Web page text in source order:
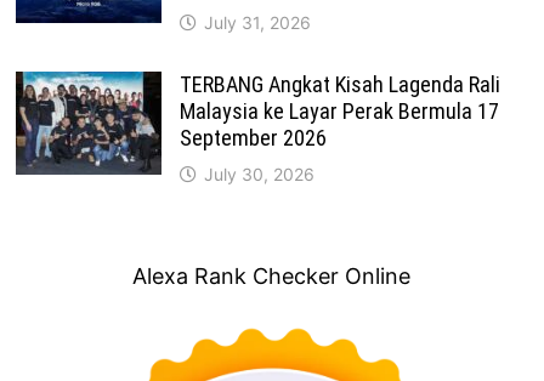
July 31, 2026
TERBANG Angkat Kisah Lagenda Rali
Malaysia ke Layar Perak Bermula 17
September 2026
July 30, 2026
Alexa Rank Checker Online